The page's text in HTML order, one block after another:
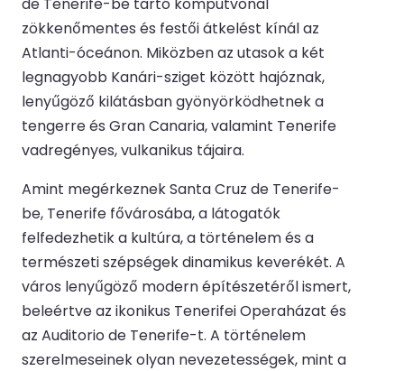
zökkenőmentes és festői átkelést kínál az
Atlanti-óceánon. Miközben az utasok a két
legnagyobb Kanári-sziget között hajóznak,
lenyűgöző kilátásban gyönyörködhetnek a
tengerre és Gran Canaria, valamint Tenerife
vadregényes, vulkanikus tájaira.
Amint megérkeznek Santa Cruz de Tenerife-
be, Tenerife fővárosába, a látogatók
felfedezhetik a kultúra, a történelem és a
természeti szépségek dinamikus keverékét. A
város lenyűgöző modern építészetéről ismert,
beleértve az ikonikus Tenerifei Operaházat és
az Auditorio de Tenerife-t. A történelem
szerelmeseinek olyan nevezetességek, mint a